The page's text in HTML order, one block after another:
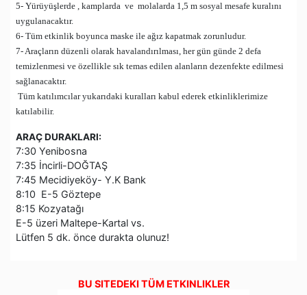
5- Yürüyüşlerde , kamplarda ve molalarda 1,5 m sosyal mesafe kuralını
uygulanacaktır.
6- Tüm etkinlik boyunca maske ile ağız kapatmak zorunludur.
7- Araçların düzenli olarak havalandırılması, her gün günde 2 defa
temizlenmesi ve özellikle sık temas edilen alanların dezenfekte edilmesi
sağlanacaktır.
Tüm katılımcılar yukarıdaki kuralları kabul ederek etkinliklerimize
katılabilir.
ARAÇ DURAKLARI:
7:30 Yenibosna
7:35 İncirli-DOĞTAŞ
7:45 Mecidiyeköy- Y.K Bank
8:10 E-5 Göztepe
8:15 Kozyatağı
E-5 üzeri Maltepe-Kartal vs.
Lütfen 5 dk. önce durakta olunuz!
BU SITEDEKI TÜM ETKINLIKLER